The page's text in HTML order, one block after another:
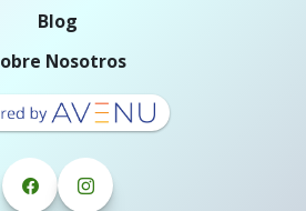
Blog
Nosotros